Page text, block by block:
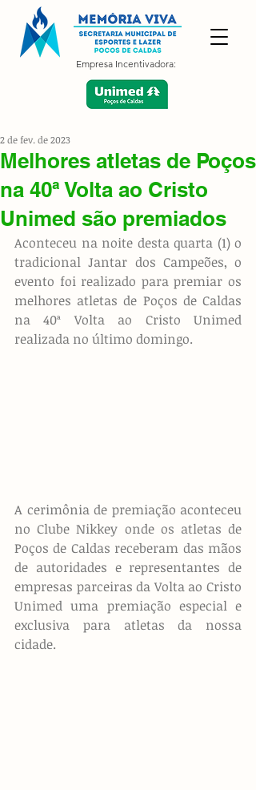
Empresa Incentivadora:
Melhores atletas de Poços
na 40ª Volta ao Cristo
Unimed são premiados
2 de fev. de 2023
Aconteceu na noite desta quarta (1) o
tradicional Jantar dos Campeões, o
evento foi realizado para premiar os
melhores atletas de Poços de Caldas
na 40ª Volta ao Cristo Unimed
realizada no último domingo.
A cerimônia de premiação aconteceu
no Clube Nikkey onde os atletas de
Poços de Caldas receberam das mãos
de autoridades e representantes de
empresas parceiras da Volta ao Cristo
Unimed uma premiação especial e
exclusiva para atletas da nossa
cidade.